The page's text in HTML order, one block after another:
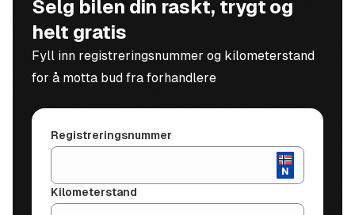
Gokstadveien 18
3216 Sandefjord
Selg bilen din raskt, trygt og
helt gratis
Fyll inn registreringsnummer og kilometerstand
for å motta bud fra forhandlere
Registreringsnummer
Kilometerstand